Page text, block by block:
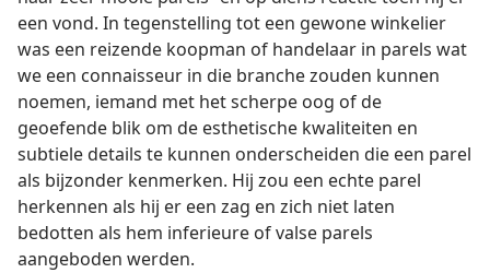
een vond. In tegenstelling tot een gewone winkelier
was een reizende koopman of handelaar in parels wat
we een connaisseur in die branche zouden kunnen
noemen, iemand met het scherpe oog of de
geoefende blik om de esthetische kwaliteiten en
subtiele details te kunnen onderscheiden die een parel
als bijzonder kenmerken. Hij zou een echte parel
herkennen als hij er een zag en zich niet laten
bedotten als hem inferieure of valse parels
aangeboden werden.